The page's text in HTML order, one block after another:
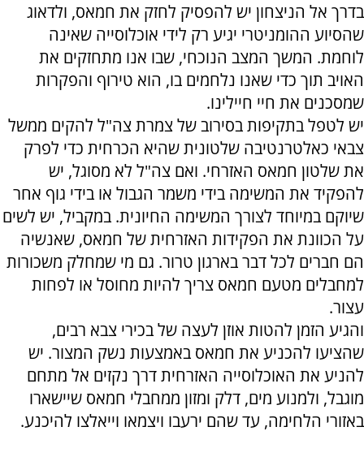
בדרך אל הניצחון יש להפסיק לחזק את חמאס, ולדאוג
שהסיוע ההומניטרי יגיע רק לידי אוכלוסייה שאינה
לוחמת. המשך המצב הנוכחי, שבו אנו מתחזקים את
האויב תוך כדי שאנו נלחמים בו, הוא טירוף והפקרות
שמסכנים את חיי חיילינו.
יש לטפל בתקיפות בסירוב של צמרת צה"ל להקים ממשל
צבאי כאלטרנטיבה שלטונית שהיא הכרחית כדי לפרק
את שלטון חמאס האזרחי. ואם צה"ל לא מסוגל, יש
להפקיד את המשימה בידי משמר הגבול או בידי גוף אחר
שיוקם במיוחד לצורך המשימה החיונית. במקביל, יש לשים
על הכוונת את הפקידות האזרחית של חמאס, שאנשיה
הם חברים לכל דבר בארגון טרור. גם מי שמחלק משכורות
למחבלים מטעם חמאס צריך להיות מחוסל או לפחות
עצור.
והגיע הזמן להטות אוזן לעצה של בכירי צבא רבים,
שהציעו להכניע את חמאס באמצעות נשק המצור. יש
להניע את האוכלוסייה האזרחית דרך נקזים אל מתחם
מוגבל, ולמנוע מים, דלק ומזון ממחבלי חמאס שיישארו
באזורי הלחימה, עד שהם ירעבו ויצמאו וייאלצו להיכנע.